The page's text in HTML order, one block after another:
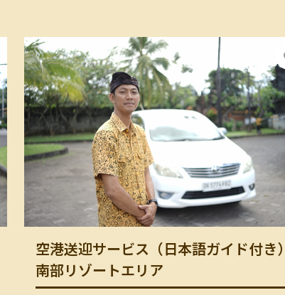
空港送迎サービス（日本語ガイド付き）
南部リゾートエリア